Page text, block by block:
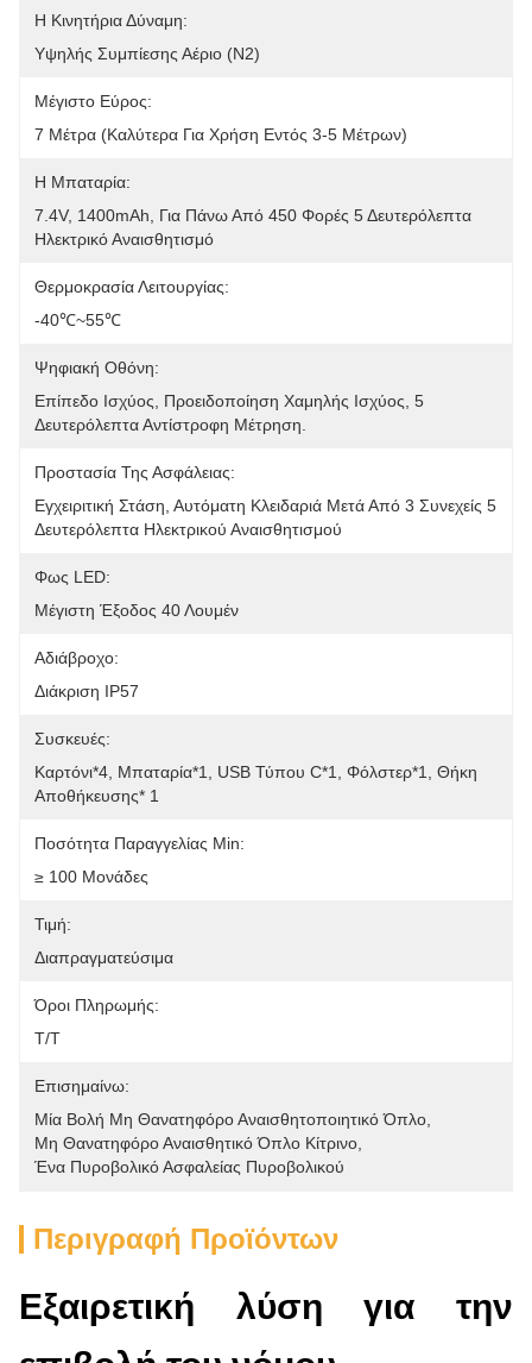
Η Κινητήρια Δύναμη:
Υψηλής Συμπίεσης Αέριο (N2)
Μέγιστο Εύρος:
7 Μέτρα (καλύτερα Για Χρήση Εντός 3-5 Μέτρων)
Η Μπαταρία:
7.4V, 1400mAh, Για Πάνω Από 450 Φορές 5 Δευτερόλεπτα
Ηλεκτρικό Αναισθητισμό
Θερμοκρασία Λειτουργίας:
-40℃~55℃
Ψηφιακή Οθόνη:
Επίπεδο Ισχύος, Προειδοποίηση Χαμηλής Ισχύος, 5
Δευτερόλεπτα Αντίστροφη Μέτρηση.
Προστασία Της Ασφάλειας:
Εγχειριτική Στάση, Αυτόματη Κλειδαριά Μετά Από 3 Συνεχείς 5
Δευτερόλεπτα Ηλεκτρικού Αναισθητισμού
Φως LED:
Μέγιστη Έξοδος 40 Λουμέν
Αδιάβροχο:
Διάκριση IP57
Συσκευές:
Καρτόνι*4, Μπαταρία*1, USB Τύπου C*1, Φόλστερ*1, Θήκη
Αποθήκευσης* 1
Ποσότητα Παραγγελίας Min:
≥ 100 Μονάδες
Τιμή:
Διαπραγματεύσιμα
Όροι Πληρωμής:
Τ/Τ
Επισημαίνω:
Μία Βολή Μη Θανατηφόρο Αναισθητοποιητικό Όπλο
Μη Θανατηφόρο Αναισθητικό Όπλο Κίτρινο
Ένα Πυροβολικό Ασφαλείας Πυροβολικού
Περιγραφή Προϊόντων
Εξαιρετική λύση για την